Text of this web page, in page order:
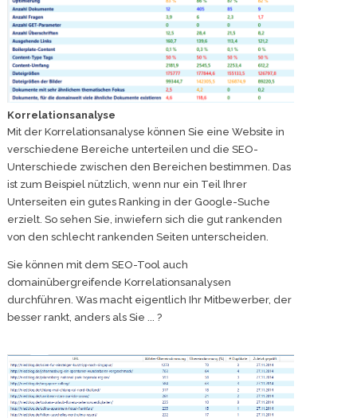
Korrelationsanalyse
Mit der Korrelationsanalyse können Sie eine Website in
verschiedene Bereiche unterteilen und die SEO-
Unterschiede zwischen den Bereichen bestimmen. Das
ist zum Beispiel nützlich, wenn nur ein Teil Ihrer
Unterseiten ein gutes Ranking in der Google-Suche
erzielt. So sehen Sie, inwiefern sich die gut rankenden
von den schlecht rankenden Seiten unterscheiden.
Sie können mit dem SEO-Tool auch
domainübergreifende Korrelationsanalysen
durchführen. Was macht eigentlich Ihr Mitbewerber, der
besser rankt, anders als Sie ... ?